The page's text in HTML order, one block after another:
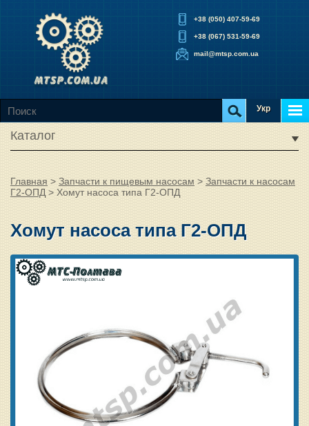
+38 (050) 407-59-69
+38 (067) 531-59-69
mail@mtsp.com.ua
Укр
Каталог
Главная > Запчасти к пищевым насосам > Запчасти к насосам
Г2-ОПД > Хомут насоса типа Г2-ОПД
Хомут насоса типа Г2-ОПД